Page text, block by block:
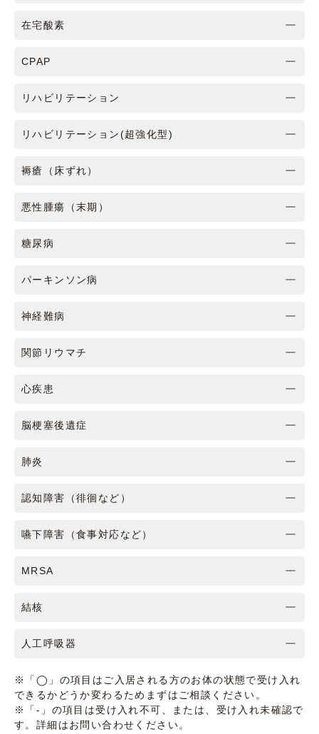
在宅酸素
CPAP
リハビリテーション
リハビリテーション(超強化型)
褥瘡（床ずれ）
悪性腫瘍（末期）
糖尿病
パーキンソン病
神経難病
関節リウマチ
心疾患
脳梗塞後遺症
肺炎
認知障害（徘徊など）
嚥下障害（食事対応など）
MRSA
結核
人工呼吸器
※「◯」の項目はご入居される方のお体の状態で受け入れ
できるかどうか変わるためまずはご相談ください。
※「-」の項目は受け入れ不可、または、受け入れ未確認で
す。詳細はお問い合わせください。